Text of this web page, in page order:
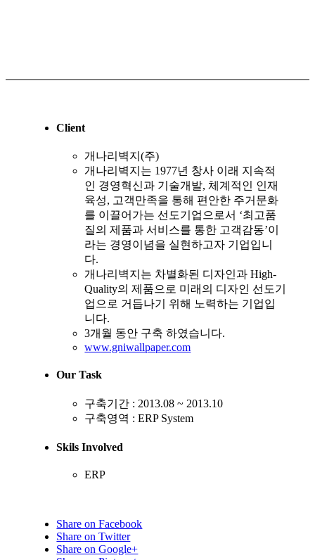
Client
개나리벽지(주)
개나리벽지는 1977년 창사 이래 지속적
인 경영혁신과 기술개발, 체계적인 인재
육성, 고객만족을 통해 편안한 주거문화
를 이끌어가는 선도기업으로서 ‘최고품
질의 제품과 서비스를 통한 고객감동’이
라는 경영이념을 실현하고자 기업입니
다.
개나리벽지는 차별화된 디자인과 High-
Quality의 제품으로 미래의 디자인 선도기
업으로 거듭나기 위해 노력하는 기업입
니다.
3개월 동안 구축 하였습니다.
www.gniwallpaper.com
Our Task
구축기간 : 2013.08 ~ 2013.10
구축영역 : ERP System
Skils Involved
ERP
Share on Facebook
Share on Twitter
Share on Google+